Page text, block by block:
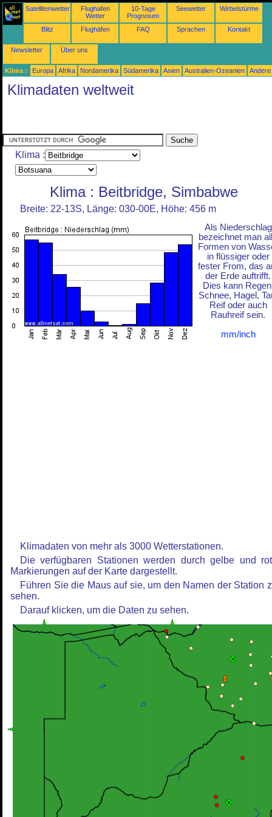
Satellitenwetter
Flughafen
Wetter
10-Tage
Prognosen
Seewetter Wirbelstürme
Blitz Flughäfen FAQ Sprachen Kontakt
Newsletter Über uns
Klima : Europa Afrika Nordamerika Südamerika Asien Australien-Ozeanien Andere
Klimadaten weltweit
Klima :
Klima : Beitbridge, Simbabwe
Breite: 22-13S, Länge: 030-00E, Höhe: 456 m
Als Niederschlag
bezeichnet man
Formen von
in flüssiger oder
fester From, das
der Erde auftrifft.
Dies kann
Schnee, Hagel,
Reif oder auch
Rauhreif sein.
mm/inch
Klimadaten von mehr als 3000 Wetterstationen.
Die verfügbaren Stationen werden durch gelbe und
Markierungen auf der Karte dargestellt.
Führen Sie die Maus auf sie, um den Namen der Station
sehen.
Darauf klicken, um die Daten zu sehen.